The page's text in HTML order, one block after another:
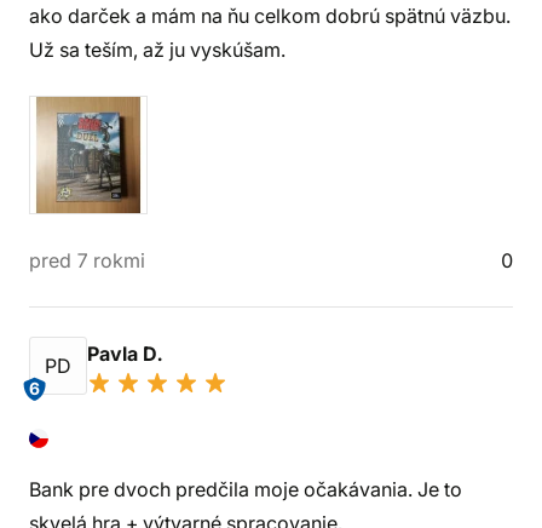
ako darček a mám na ňu celkom dobrú spätnú väzbu.
Už sa teším, až ju vyskúšam.
pred 7 rokmi 0
PD
6
Pavla D.
Bank pre dvoch predčila moje očakávania. Je to
skvelá hra + výtvarné spracovanie.